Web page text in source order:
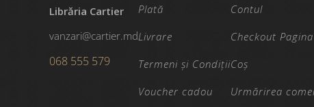
Librăria Cartier
vanzari@cartier.md
068 555 579
Plată
Livrare
Termeni și Condiții
Voucher cadou
Contul
Checkout Pagina
Coș
Urmărirea